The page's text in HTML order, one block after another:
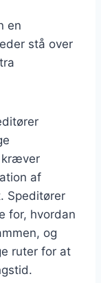
en
stå over
kræver
af
Speditører
for, hvordan
og
ruter for at